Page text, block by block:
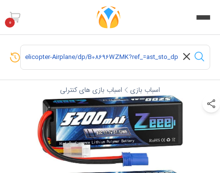
0
اسباب بازی اسباب بازی های کنترلی